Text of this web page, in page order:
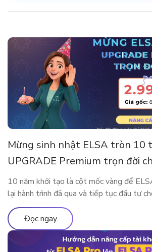
Mừng sinh nhật ELSA tròn 10
UPGRADE Premium trọn đời
10 năm khởi tạo là cột mốc vàng để
lại hành trình đã qua và tiếp tục đầu tư
vững. Nhân dịp kỷ niệm sinh nhật thập kỷ
Speak mang đến đặc quyền nâng cấp lớn
nay, dành […]
Đọc ngay